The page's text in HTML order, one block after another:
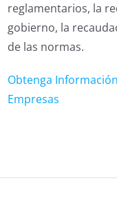
reglamentarios, la
gobierno, la
de las normas.
Obtenga
Empresas